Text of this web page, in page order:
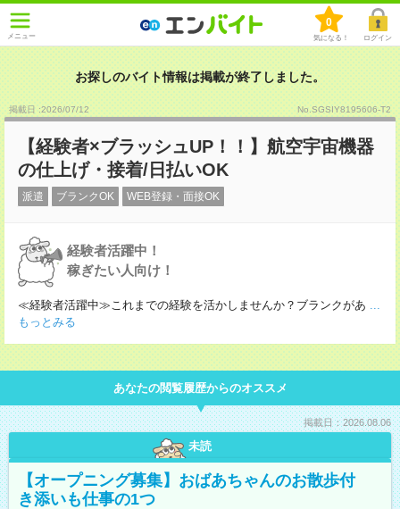
メニュー
0
気になる！ ログイン
お探しのバイト情報は掲載が終了しました。
掲載日 :2026/07/12 No.SGSIY8195606-T2
【経験者×ブラッシュUP！！】航空宇宙機器
の仕上げ・接着/日払いOK
派遣 ブランクOK WEB登録・面接OK
経験者活躍中！
稼ぎたい人向け！
≪経験者活躍中≫これまでの経験を活かしませんか？ブランクがあ ...
もっとみる
あなたの閲覧履歴からのオススメ
掲載日：2026.08.06
未読
【オープニング募集】おばあちゃんのお散歩付
き添いも仕事の1つ